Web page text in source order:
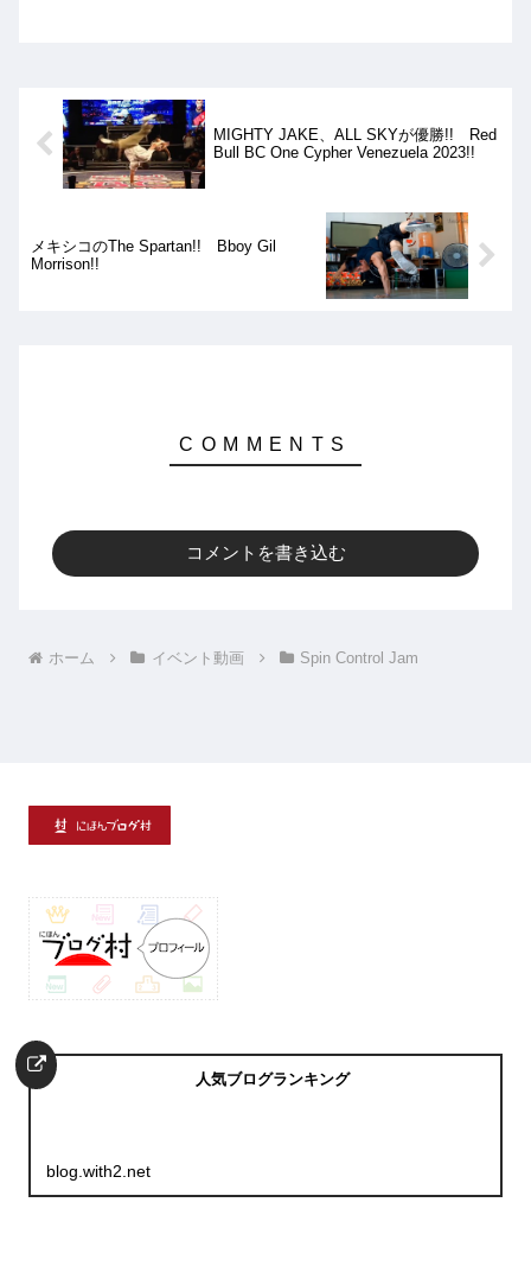
MIGHTY JAKE、ALL SKYが優勝!! Red
Bull BC One Cypher Venezuela 2023!!
メキシコのThe Spartan!! Bboy Gil
Morrison!!
コメントを書き込む
ホーム イベント動画 Spin Control Jam
人気ブログランキング
blog.with2.net